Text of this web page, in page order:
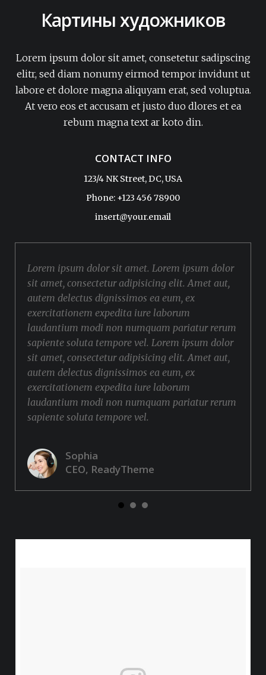
Картины художников
Lorem ipsum dolor sit amet, consetetur sadipscing
elitr, sed diam nonumy eirmod tempor invidunt ut
labore et dolore magna aliquyam erat, sed voluptua.
At vero eos et accusam et justo duo dlores et ea
rebum magna text ar koto din.
CONTACT INFO
123/4 NK Street, DC, USA
Phone: +123 456 78900
insert@your.email
Lorem ipsum dolor sit amet. Lorem ipsum dolor
sit amet, consectetur adipisicing elit. Amet aut,
autem delectus dignissimos ea eum, ex
exercitationem expedita iure laborum
laudantium modi non numquam pariatur rerum
sapiente soluta tempore vel. Lorem ipsum dolor
sit amet, consectetur adipisicing elit. Amet aut,
autem delectus dignissimos ea eum, ex
exercitationem expedita iure laborum
laudantium modi non numquam pariatur rerum
sapiente soluta tempore vel.
Sophia
CEO, ReadyTheme